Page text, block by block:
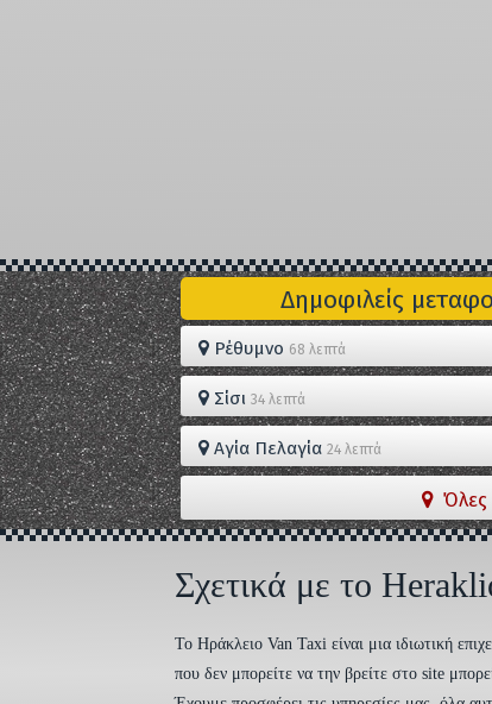
Δημοφιλείς
Ρέθυμνο 68 λεπτά
Σίσι34 λεπτά
Αγία Πελαγία24 λεπτά
Όλες
Σχετικά με το
To Ηράκλειο Van Taxi είναι μια ιδιωτική
που δεν μπορείτε να την βρείτε στο site